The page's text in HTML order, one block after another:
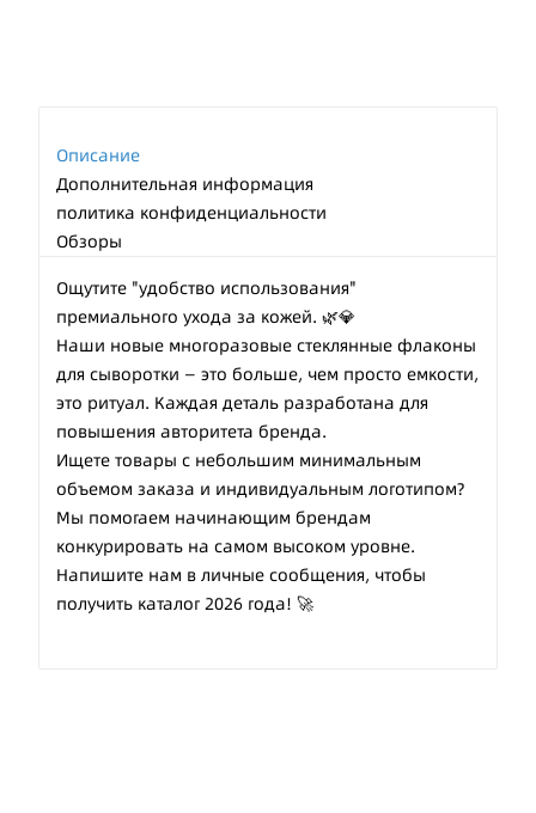
Описание
Дополнительная информация
политика конфиденциальности
Обзоры
Ощутите "удобство использования"
премиального ухода за кожей. 🌿💎
Наши новые многоразовые стеклянные флаконы
для сыворотки — это больше, чем просто емкости,
это ритуал. Каждая деталь разработана для
повышения авторитета бренда.
Ищете товары с небольшим минимальным
объемом заказа и индивидуальным логотипом?
Мы помогаем начинающим брендам
конкурировать на самом высоком уровне.
Напишите нам в личные сообщения, чтобы
получить каталог 2026 года! 🚀